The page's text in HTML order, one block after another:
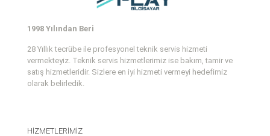
1998 Yılından Beri
28 Yıllık tecrübe ile profesyonel teknik servis hizmeti
vermekteyiz. Teknik servis hizmetlerimiz ise bakım, tamir ve
satış hizmetleridir. Sizlere en iyi hizmeti vermeyi hedefimiz
olarak belirledik.
HİZMETLERİMİZ